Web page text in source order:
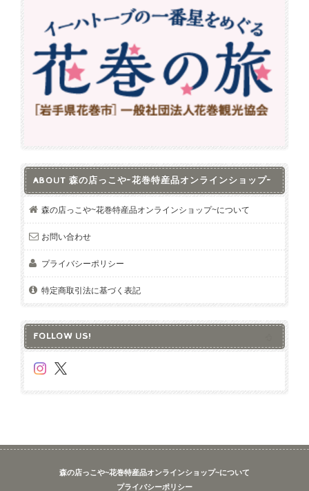
ABOUT 森の店っこや~花巻特産品オンラインショップ~
森の店っこや~花巻特産品オンラインショップ~について
お問い合わせ
プライバシーポリシー
特定商取引法に基づく表記
FOLLOW US!
森の店っこや~花巻特産品オンラインショップ~について
プライバシーポリシー